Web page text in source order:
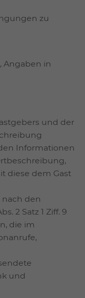
zu
Angaben in
und der
Informationen
diese dem Gast
nach den
2 Satz 1 Ziff. 9
die im
und